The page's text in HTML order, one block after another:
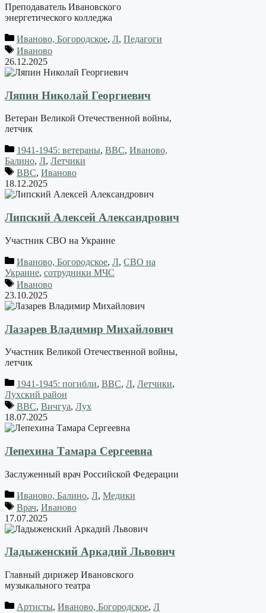
Преподаватель Ивановского
энергетического колледжа
Иваново, Богородское, Л, Педагоги
Иваново
26.12.2025
Ляпин Николай Георгиевич
Ветеран Великой Отечественной войны,
летчик
1941-1945: ветераны, ВВС, Иваново,
Балино, Л, Летчики
ВВС, Иваново
18.12.2025
Липский Алексей Александрович
Участник СВО на Украине
Иваново, Богородское, Л, СВО на
Украине, сотрудники МЧС
Иваново
23.10.2025
Лазарев Владимир Михайлович
Участник Великой Отечественной войны,
летчик
1941-1945: погибли, ВВС, Л, Летчики,
Лухский район
ВВС, Вичгуа, Лух
18.07.2025
Лепехина Тамара Сергеевна
Заслуженный врач Российской Федерации
Иваново, Балино, Л, Медики
Врач, Иваново
17.07.2025
Ладыженский Аркадий Львович
Главный дирижер Ивановского
музыкального театра
Артисты, Иваново, Богородское, Л